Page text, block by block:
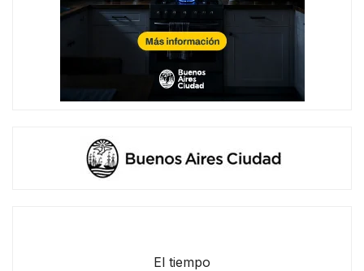
El tiempo